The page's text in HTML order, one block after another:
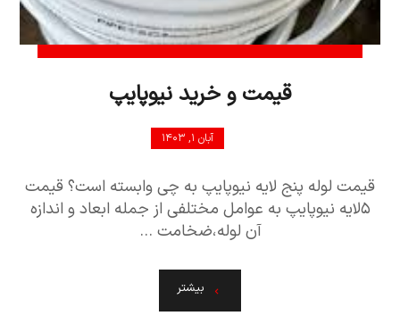
قیمت و خرید نیوپایپ
آبان ۱, ۱۴۰۳
قیمت لوله پنج لایه نیوپایپ به چی وابسته است؟ قیمت
۵لایه نیوپایپ به عوامل مختلفی از جمله ابعاد و اندازه
آن لوله،ضخامت ...
بیشتر